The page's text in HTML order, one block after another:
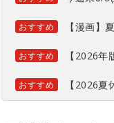
おすすめ 【漫画】
おすすめ 【2026
おすすめ 【2026